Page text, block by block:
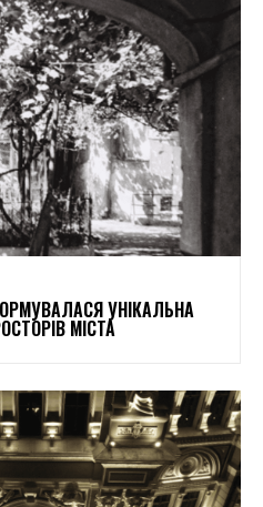
УНІКАЛЬНА
МІСТА